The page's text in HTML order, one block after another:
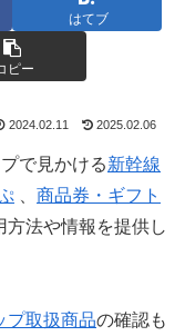
はてブ
ピー
2024.02.11 2025.02.06
で見かける新幹線
商品券・ギフト
方法や情報を提供し
プ取扱商品の確認も